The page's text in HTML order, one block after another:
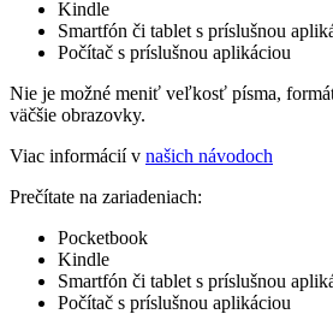
Kindle
Smartfón či tablet s príslušnou
Počítač s príslušnou aplikáciou
Nie je možné meniť veľkosť písma,
väčšie obrazovky.
Viac informácií v našich návodoch
Prečítate na zariadeniach:
Pocketbook
Kindle
Smartfón či tablet s príslušnou
Počítač s príslušnou aplikáciou